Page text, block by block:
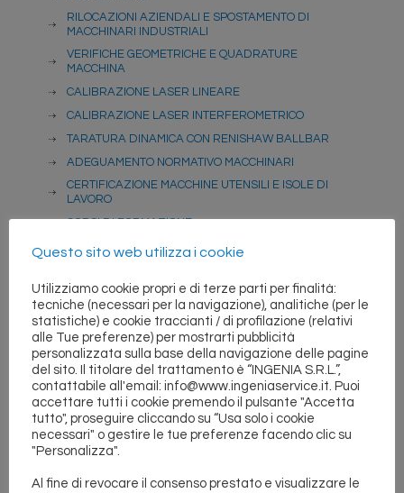
RILOCAZIONI AZIENDALI E SPOSTAMENTO DI
MACCHINARI INDUSTRIALI
VERIFICHE GEOMETRICHE E QUADRATURE
MACCHINA
CALIBRAZIONE LASER LINEARE
CALIBRAZIONE LASER INTERFEROMETRICO
TARATURA DINAMICA CON RENISHAW BALLBAR
ADEGUAMENTO NORMATIVO MACCHINARI
CERTIFICAZIONE MACCHINE UTENSILI E ISOLE DI
LAVORO
CORSI DI FORMAZIONE
EQUILIBRATURA ORGANI ROTANTI
MODIFICHE FUNZIONALI
MESSA IN FUNZIONE E COLLAUDI FUNZIONALI
AVVIAMENTO ALLA PRODUZIONE
ESECUZIONI SPECIALI
ATTREZZATURE E STRUMENTI DI MISURA
Questo sito web utilizza i cookie
Utilizziamo cookie propri e di terze parti per finalità:
tecniche (necessari per la navigazione), analitiche (per le
statistiche) e cookie traccianti / di profilazione (relativi
alle Tue preferenze) per mostrarti pubblicità
personalizzata sulla base della navigazione delle pagine
del sito. Il titolare del trattamento è “INGENIA S.R.L.”,
contattabile all'email: info@www.ingeniaservice.it. Puoi
accettare tutti i cookie premendo il pulsante "Accetta
tutto", proseguire cliccando su “Usa solo i cookie
necessari" o gestire le tue preferenze facendo clic su
"Personalizza".
Al fine di revocare il consenso prestato e visualizzare le